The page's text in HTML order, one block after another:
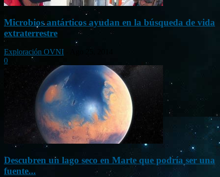
Microbios antárticos ayudan en la búsqueda de vida
extraterrestre
Exploración OVNI
0
Descubren un lago seco en Marte que podría ser una
fuente...